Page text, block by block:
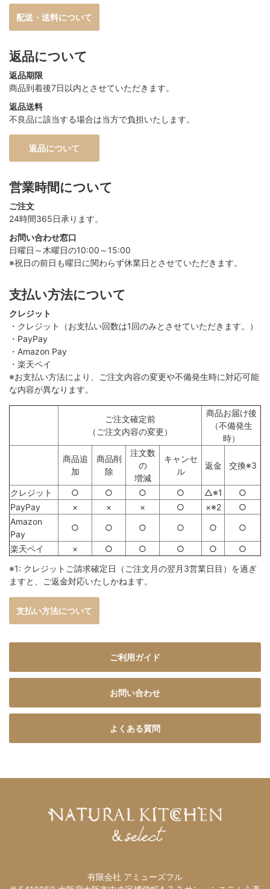
配送・送料について
返品について
返品期限
商品到着後7日以内とさせていただきます。
返品送料
不良品に該当する場合は当方で負担いたします。
返品について
営業時間について
ご注文
24時間365日承ります。
お問い合わせ窓口
日曜日～木曜日の10:00～15:00
※祝日の前日も曜日に関わらず休業日とさせていただきます。
支払い方法について
クレジット
・クレジット（お支払い回数は1回のみとさせていただきます。）
・PayPay
・Amazon Pay
・楽天ペイ
※お支払い方法により、ご注文内容の変更や不備発生時に対応可能
な内容が異なります。
ご注文確定前
（ご注文内容の変更）
商品お届け後
（不備発生
時）
商品追
加
商品削
除
注文数
の
増減
キャンセ
ル
返金 交換※3
クレジット ○ ○ ○ ○ △※1
○
PayPay
× × × ○ ×※2
○
Amazon
Pay
○ ○ ○ ○ ○ ○
楽天ペイ × ○ ○ ○ ○
○
※1: クレジットご請求確定日（ご注文月の翌月3営業日目）を過ぎ
ますと、ご返金対応いたしかねます。
支払い方法について
ご利用ガイド
お問い合わせ
よくある質問
有限会社 アミューズフル